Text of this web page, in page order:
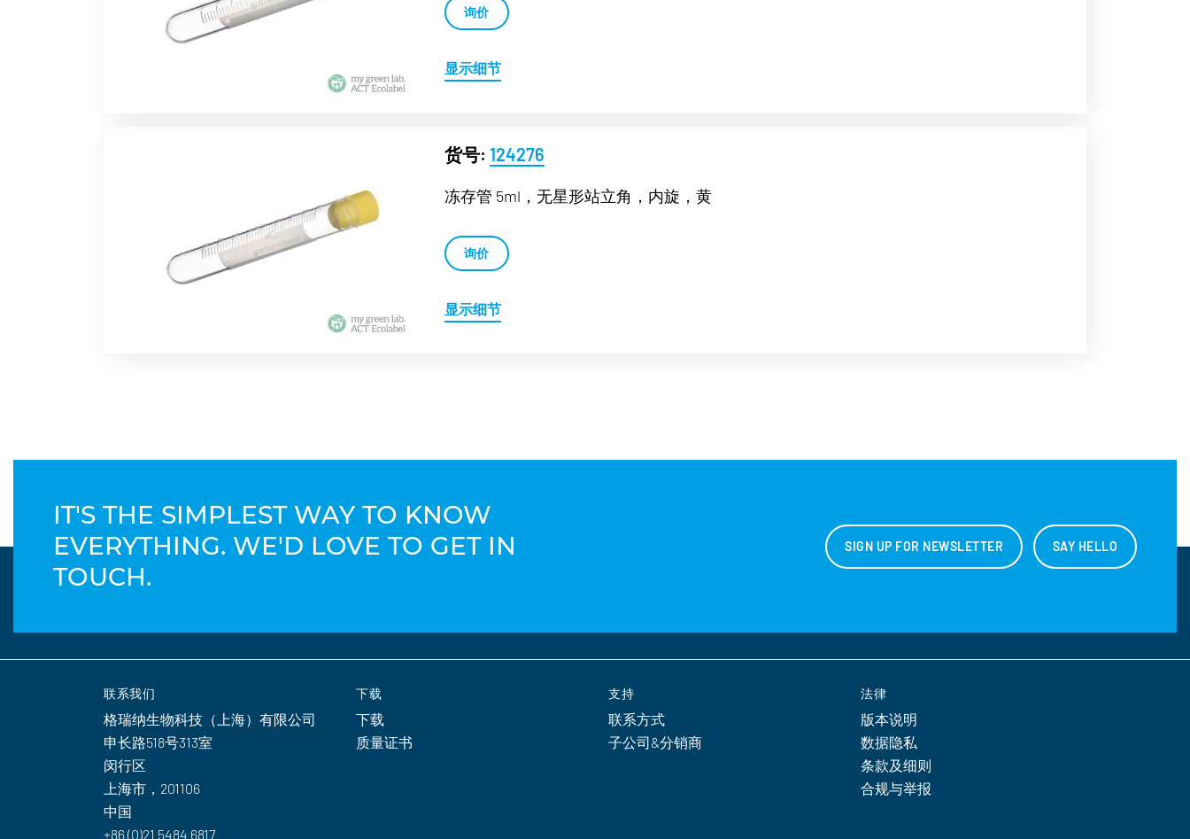
询价
显示细节
货号: 124276
冻存管 5ml，无星形站立角，内旋，黄
询价
显示细节
IT'S THE SIMPLEST WAY TO KNOW
EVERYTHING. WE'D LOVE TO GET IN
TOUCH.
SIGN UP FOR NEWSLETTER SAY HELLO
联系我们
格瑞纳生物科技（上海）有限公司
申长路518号313室
闵行区
上海市，201106
中国
+86 (0)21 5484 6817
下载
下载
质量证书
支持
联系方式
子公司&分销商
法律
版本说明
数据隐私
条款及细则
合规与举报